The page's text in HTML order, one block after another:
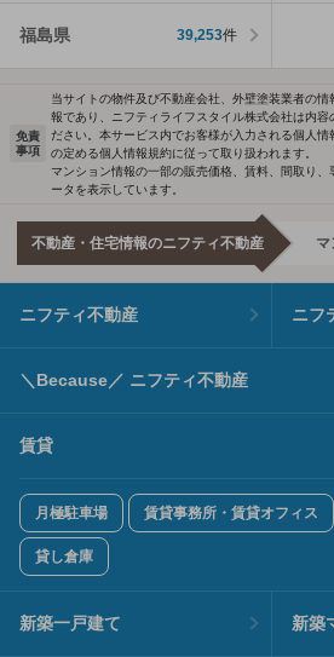
福島県 39,253件
免責
事項
当サイトの物件及び不動産会社、外壁塗装業者の
報であり、ニフティライフスタイル株式会社は内容
ださい。本サービス内でお客様が入力される個人
の定める個人情報規約に従って取り扱われます。
マンション情報の一部の販売価格、賃料、間取り
ータを表示しています。
不動産・住宅情報のニフティ不動産 マ
ニフティ不動産 ニフ
＼Because／ ニフティ不動産
賃貸
月極駐車場 賃貸事務所・賃貸オフィス
貸し倉庫
新築一戸建て 新築